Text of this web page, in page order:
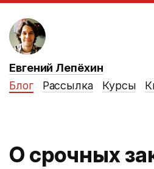
Евгений Лепёхин
Блог
Рассылка Курсы
О срочных